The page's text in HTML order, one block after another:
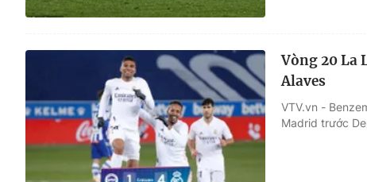
Vòng 20 La
Alaves
VTV.vn -
Madrid trước